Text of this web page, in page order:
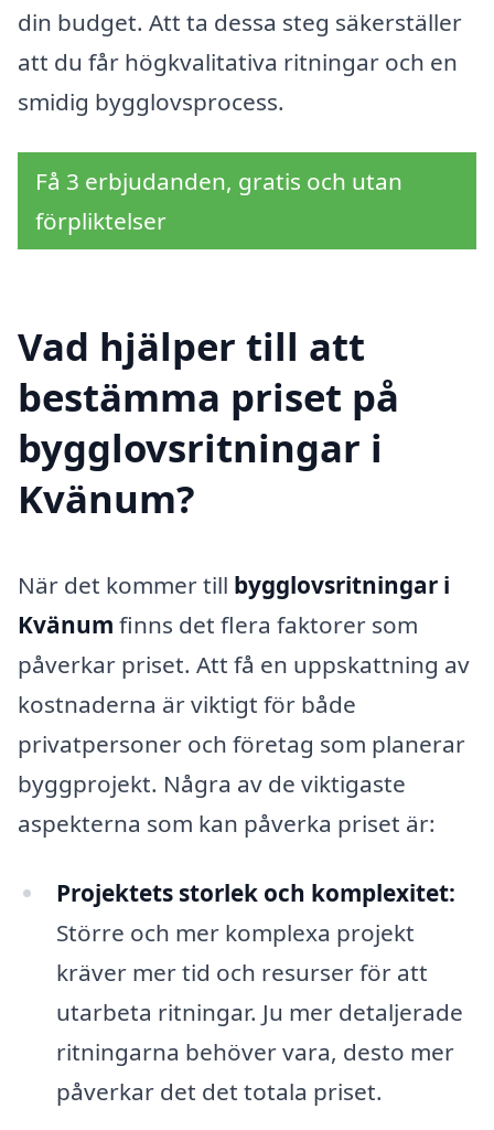
din budget. Att ta dessa steg säkerställer
att du får högkvalitativa ritningar och en
smidig bygglovsprocess.
Få 3 erbjudanden, gratis och utan
förpliktelser
Vad hjälper till att
bestämma priset på
bygglovsritningar i
Kvänum?
När det kommer till bygglovsritningar i
Kvänum finns det flera faktorer som
påverkar priset. Att få en uppskattning av
kostnaderna är viktigt för både
privatpersoner och företag som planerar
byggprojekt. Några av de viktigaste
aspekterna som kan påverka priset är:
Projektets storlek och komplexitet:
Större och mer komplexa projekt
kräver mer tid och resurser för att
utarbeta ritningar. Ju mer detaljerade
ritningarna behöver vara, desto mer
påverkar det det totala priset.